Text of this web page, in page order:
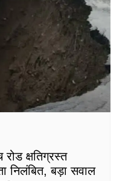
क्षतिग्रस्त
निलंबित, बड़ा सवाल